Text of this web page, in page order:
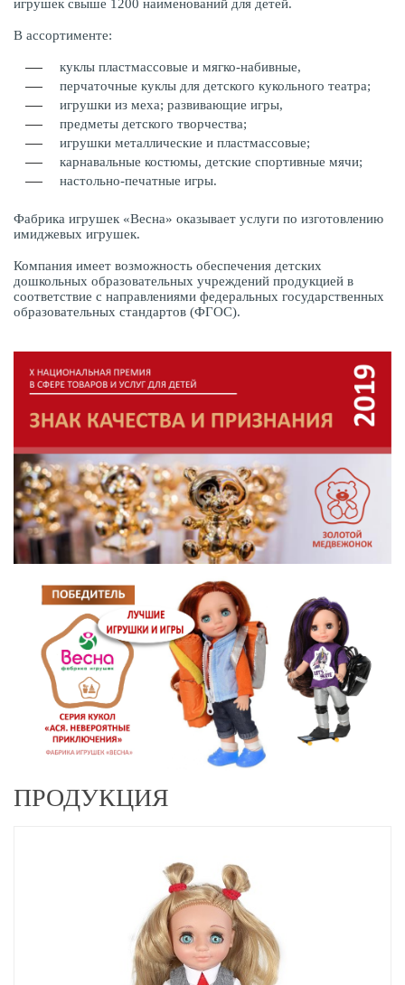
игрушек свыше 1200 наименований для детей.
В ассортименте:
куклы пластмассовые и мягко-набивные,
перчаточные куклы для детского кукольного театра;
игрушки из меха; развивающие игры,
предметы детского творчества;
игрушки металлические и пластмассовые;
карнавальные костюмы, детские спортивные мячи;
настольно-печатные игры.
Фабрика игрушек «Весна» оказывает услуги по изготовлению
имиджевых игрушек.
Компания имеет возможность обеспечения детских
дошкольных образовательных учреждений продукцией в
соответствие с направлениями федеральных государственных
образовательных стандартов (ФГОС).
ПРОДУКЦИЯ